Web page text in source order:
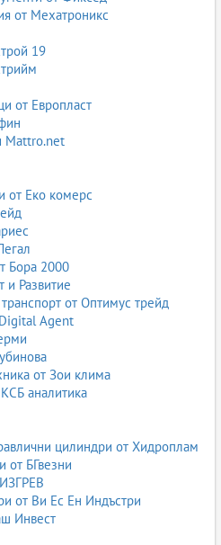
от Мехатроникс
19
от Европласт
Mattro.net
от Еко комерс
Бора 2000
и Развитие
от Оптимус трейд
Agent
от Зои клима
аналитика
цилиндри от Хидроплам
от БГвезни
от Ви Ес Ен Индъстри
Инвест